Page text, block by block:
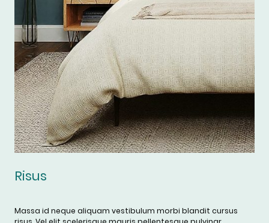
Risus
Massa id neque aliquam vestibulum morbi blandit cursus